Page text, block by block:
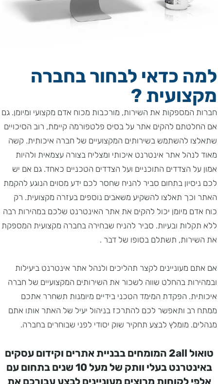
למה כדאי לבחור בחברה
מקצועית ?
חברות המספקות את השירות, מורכבות מכוח אדם מקצועי ומיומן. גם
אם החלטתם להקים אתר על בסיס פלטפורמה קיימת, רוב הסיכויים
שתאלצו להשתמש בשירותים המקצועיים של חברה איכותית. קשה
מאוד לנהל אתר אינטרנט איכותי ומצליח בצורה עצמאית ולהיות
אמון על הצדדים התוכניים ועל הצדדים הטכניים כאחד. גם אם יש
לכם ניסיון בתחום סביר להניח שחסר לכם ידע מסוים הנוגע להקמת
האתר וכך תאלצו להשקיע משאבים נוספים בעזרה מקצועית. רק
כוח אדם מיומן יכול להקים את אתר האינטרנט שלכם במהירות רבה
ללא תקלות ובעיות. סביר להניח שבחירה בחברה מקצועית המספקת
את השירות, תשתלם בסופו של דבר .
אם אתם מעוניינים לקצר תהליכים ולנהל אתר אינטרנט ביעילות
ובמהירות בהחלט שווה לשכור את השירותים המקצועיים של חברה
איכותית. הפקדת המימד הטכני בידיים מיומנות תשחרר אתכם
ממתח רב ותאפשר לכם להתרכז בניהול יעיל של האתר אותו אתם
מנהלים. מומלץ לבצע תחקיר שוק יסודי לפני שבוחרים בחברה.
טואול 2all המומחים בבניית אתרים וקידום עסקים
באינטרנט בעלי וותק של מעל 10 שנים בתחום עם
אלפי לקוחות מרוצים מעוניינים לבצע עבורכם את